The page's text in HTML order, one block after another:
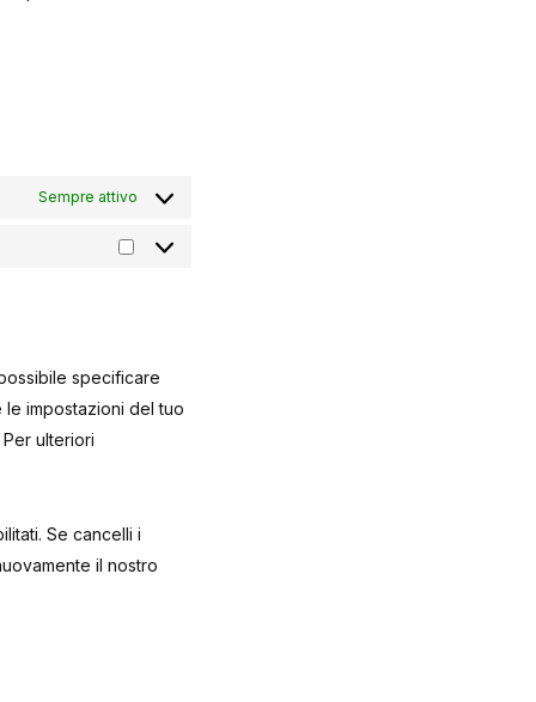
Sempre attivo
Marketing
specificare
impostazioni del tuo
ulteriori
Se cancelli i
il nostro